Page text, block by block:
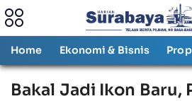
Home Ekonomi & Bisnis
Bakal Jadi Ikon Baru,